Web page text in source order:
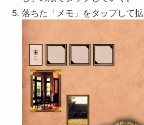
落ちた「メモ」をタップして拡